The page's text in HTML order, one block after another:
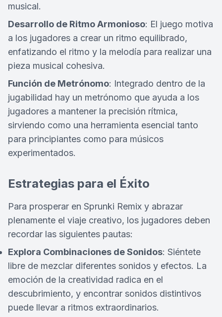
musical.
Desarrollo de Ritmo Armonioso: El juego motiva
a los jugadores a crear un ritmo equilibrado,
enfatizando el ritmo y la melodía para realizar una
pieza musical cohesiva.
Función de Metrónomo: Integrado dentro de la
jugabilidad hay un metrónomo que ayuda a los
jugadores a mantener la precisión rítmica,
sirviendo como una herramienta esencial tanto
para principiantes como para músicos
experimentados.
Estrategias para el Éxito
Para prosperar en Sprunki Remix y abrazar
plenamente el viaje creativo, los jugadores deben
recordar las siguientes pautas:
Explora Combinaciones de Sonidos: Siéntete
libre de mezclar diferentes sonidos y efectos. La
emoción de la creatividad radica en el
descubrimiento, y encontrar sonidos distintivos
puede llevar a ritmos extraordinarios.